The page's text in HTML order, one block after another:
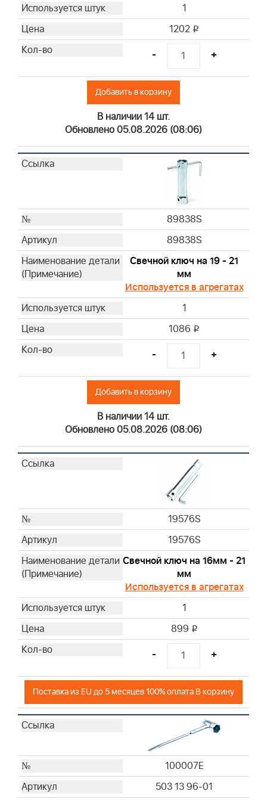
1
1202 i
- +
Добавить в корзину
В наличии 14 шт.
Обновлено 05.08.2026 (08:06)
89838S
89838S
Свечной ключ на 19 - 21
мм
Используется в агрегатах
1
1086 i
- +
Добавить в корзину
В наличии 14 шт.
Обновлено 05.08.2026 (08:06)
19576S
19576S
Свечной ключ на 16мм - 21
мм
Используется в агрегатах
1
899 i
- +
Поставка из EU до 5 месяцев 100% оплата В корзину
100007E
503 13 96-01